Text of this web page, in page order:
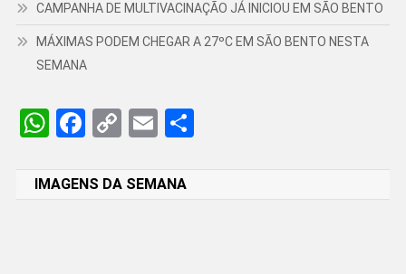
CAMPANHA DE MULTIVACINAÇÃO JÁ INICIOU EM SÃO BENTO
MÁXIMAS PODEM CHEGAR A 27ºC EM SÃO BENTO NESTA
SEMANA
WhatsApp
Facebook
CopyEmail
IMAGENS DA SEMANA